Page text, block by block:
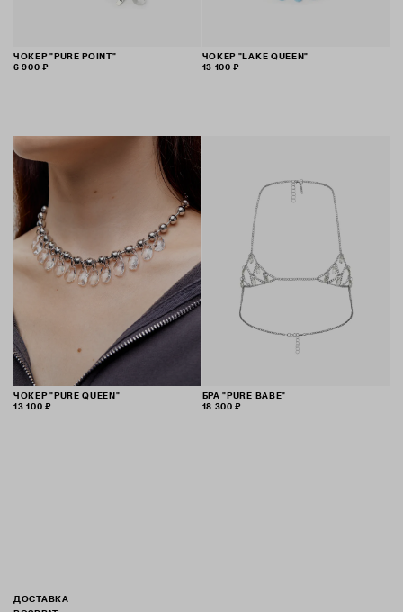
ЧОКЕР "PURE POINT"
6 900 ₽
ЧОКЕР "LAKE QUEEN"
13 100 ₽
ЧОКЕР "PURE QUEEN"
13 100 ₽
БРА "PURE BABE"
18 300 ₽
ДОСТАВКА